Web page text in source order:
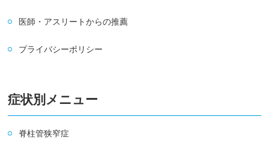
医師・アスリートからの推薦
プライバシーポリシー
症状別メニュー
脊柱管狭窄症